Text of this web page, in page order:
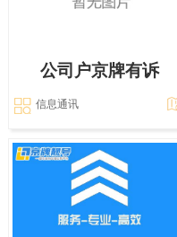
公司户京牌有诉
信息通讯